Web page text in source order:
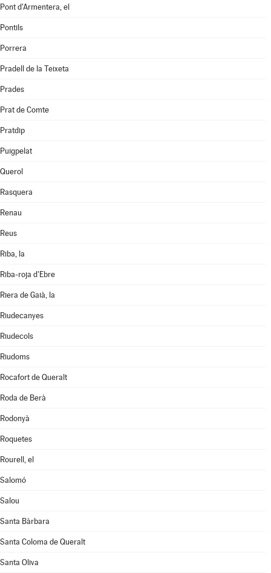
Pont d'Armentera, el
Pontils
Porrera
Pradell de la Teixeta
Prades
Prat de Comte
Pratdip
Puigpelat
Querol
Rasquera
Renau
Reus
Riba, la
Riba-roja d'Ebre
Riera de Gaià, la
Riudecanyes
Riudecols
Riudoms
Rocafort de Queralt
Roda de Berà
Rodonyà
Roquetes
Rourell, el
Salomó
Salou
Santa Bàrbara
Santa Coloma de Queralt
Santa Oliva